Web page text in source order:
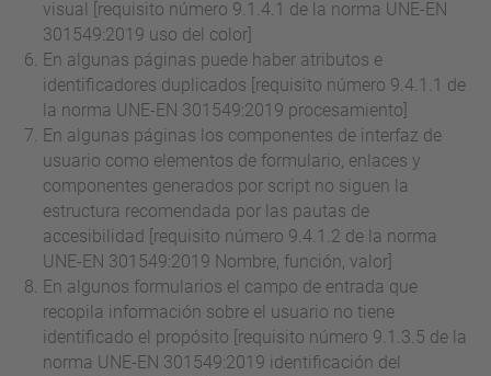
visual [requisito número 9.1.4.1 de la norma UNE-EN
301549:2019 uso del color]
En algunas páginas puede haber atributos e
identificadores duplicados [requisito número 9.4.1.1 de
la norma UNE-EN 301549:2019 procesamiento]
En algunas páginas los componentes de interfaz de
usuario como elementos de formulario, enlaces y
componentes generados por script no siguen la
estructura recomendada por las pautas de
accesibilidad [requisito número 9.4.1.2 de la norma
UNE-EN 301549:2019 Nombre, función, valor]
En algunos formularios el campo de entrada que
recopila información sobre el usuario no tiene
identificado el propósito [requisito número 9.1.3.5 de la
norma UNE-EN 301549:2019 identificación del